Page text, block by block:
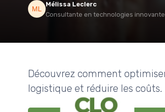
Mélissa Leclerc
Consultante en technologies
Découvrez comment
logistique et réduire les coûts.